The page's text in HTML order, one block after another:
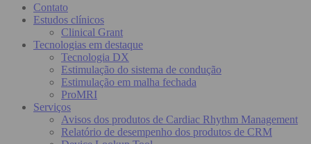
Contato
Estudos clínicos
Clinical Grant
Tecnologias em destaque
Tecnologia DX
Estimulação do sistema de condução
Estimulação em malha fechada
ProMRI
Serviços
Avisos dos produtos de Cardiac Rhythm Management
Relatório de desempenho dos produtos de CRM